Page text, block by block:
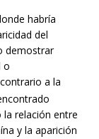
habría
del
demostrar
o
a la
la relación entre
y la aparición